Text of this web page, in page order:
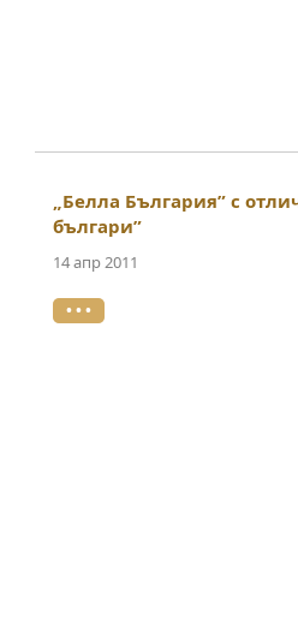
„Белла България” с
българи”
14 апр 2011
• • •